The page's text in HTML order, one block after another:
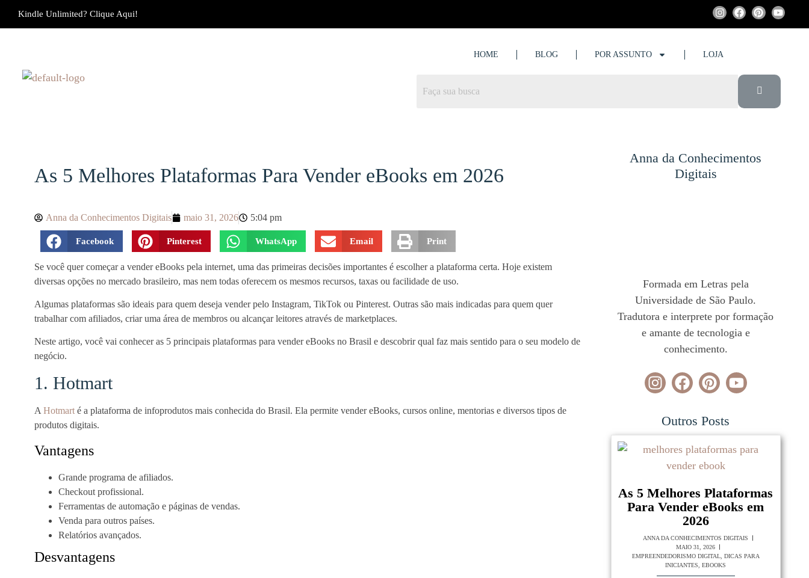
Kindle Unlimited? Clique Aqui!
HOME BLOG POR ASSUNTO LOJA
As 5 Melhores Plataformas Para Vender eBooks em 2026
Anna da Conhecimentos Digitais maio 31, 2026 5:04 pm
Facebook Pinterest WhatsApp Email Print
Se você quer começar a vender eBooks pela internet, uma das primeiras decisões importantes é escolher a plataforma certa. Hoje existem
diversas opções no mercado brasileiro, mas nem todas oferecem os mesmos recursos, taxas ou facilidade de uso.
Algumas plataformas são ideais para quem deseja vender pelo Instagram, TikTok ou Pinterest. Outras são mais indicadas para quem quer
trabalhar com afiliados, criar uma área de membros ou alcançar leitores através de marketplaces.
Neste artigo, você vai conhecer as 5 principais plataformas para vender eBooks no Brasil e descobrir qual faz mais sentido para o seu modelo de
negócio.
1. Hotmart
A Hotmart é a plataforma de infoprodutos mais conhecida do Brasil. Ela permite vender eBooks, cursos online, mentorias e diversos tipos de
produtos digitais.
Vantagens
Grande programa de afiliados.
Checkout profissional.
Ferramentas de automação e páginas de vendas.
Venda para outros países.
Relatórios avançados.
Desvantagens
Anna da Conhecimentos
Digitais
Formada em Letras pela
Universidade de São Paulo.
Tradutora e interprete por formação
e amante de tecnologia e
conhecimento.
Outros Posts
As 5 Melhores Plataformas
Para Vender eBooks em
2026
ANNA DA CONHECIMENTOS DIGITAIS
MAIO 31, 2026
EMPREENDEDORISMO DIGITAL, DICAS PARA
INICIANTES
,EBOOKS